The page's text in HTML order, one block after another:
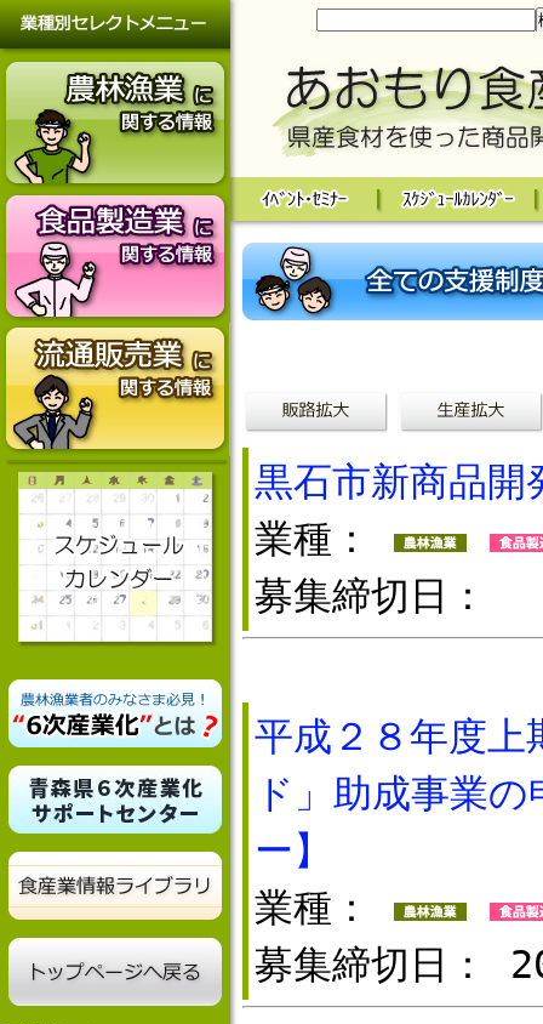
黒石市新商品開
業種：
募集締切日：
平成２８年度
ド」助成事業
ー】
業種：
募集締切日：